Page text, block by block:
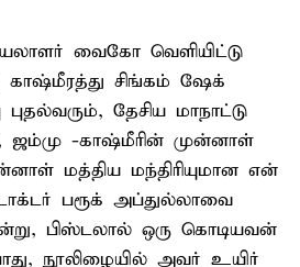
வைகோ வெளியிட்டு
சிங்கம் ஷேக்
தேசிய மாநாட்டு
ஜம்மு -காஷ்மீரின் முன்னாள்
மத்திய மந்திரியுமான என்
பரூக் அப்துல்லாவை
பிஸ்டலால் ஒரு கொடியவன்
நூலிழையில் அவர் உயிர்